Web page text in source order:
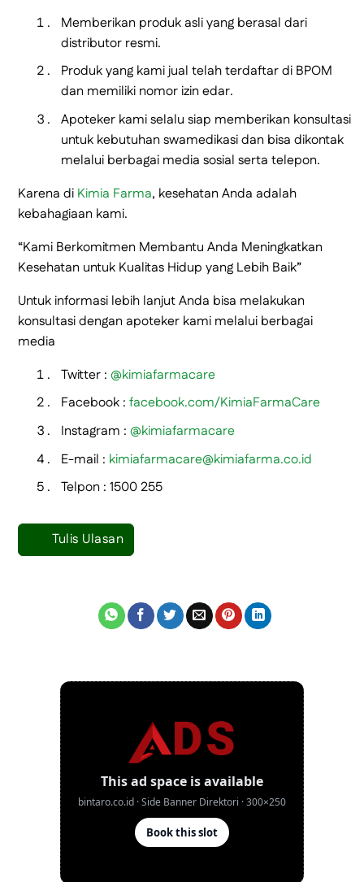
Memberikan produk asli yang berasal dari
distributor resmi.
Produk yang kami jual telah terdaftar di BPOM
dan memiliki nomor izin edar.
Apoteker kami selalu siap memberikan konsultasi
untuk kebutuhan swamedikasi dan bisa dikontak
melalui berbagai media sosial serta telepon.
Karena di Kimia Farma, kesehatan Anda adalah
kebahagiaan kami.
“Kami Berkomitmen Membantu Anda Meningkatkan
Kesehatan untuk Kualitas Hidup yang Lebih Baik”
Untuk informasi lebih lanjut Anda bisa melakukan
konsultasi dengan apoteker kami melalui berbagai
media
Twitter : @kimiafarmacare
Facebook : facebook.com/KimiaFarmaCare
Instagram : @kimiafarmacare
E-mail : kimiafarmacare@kimiafarma.co.id
Telpon : 1500 255
Tulis Ulasan